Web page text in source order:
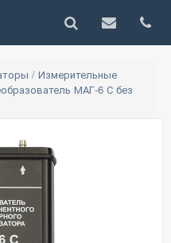
/ Измерительные
МАГ-6 С без